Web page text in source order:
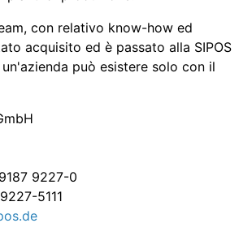
con relativo know-how ed
acquisito ed è passato alla SIPOS
può esistere solo con il
9227-0
5111